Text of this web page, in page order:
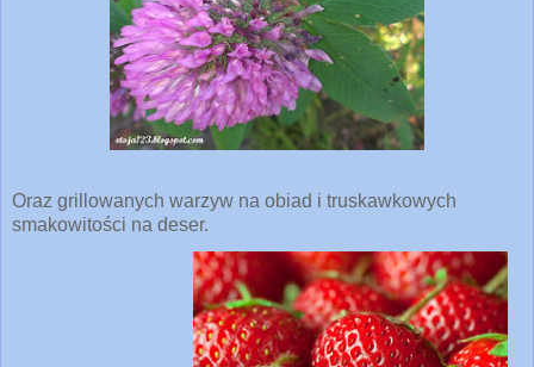
Oraz grillowanych warzyw na obiad i truskawkowych
smakowitości na deser.